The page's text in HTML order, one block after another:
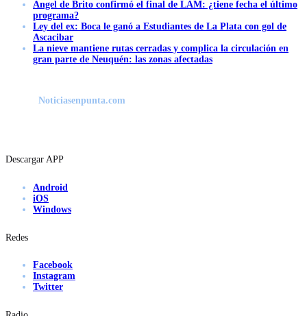
Ángel de Brito confirmó el final de LAM: ¿tiene fecha el último
programa?
Ley del ex: Boca le ganó a Estudiantes de La Plata con gol de
Ascacibar
La nieve mantiene rutas cerradas y complica la circulación en
gran parte de Neuquén: las zonas afectadas
Noticiasenpunta.com
Descargar APP
Android
iOS
Windows
Redes
Facebook
Instagram
Twitter